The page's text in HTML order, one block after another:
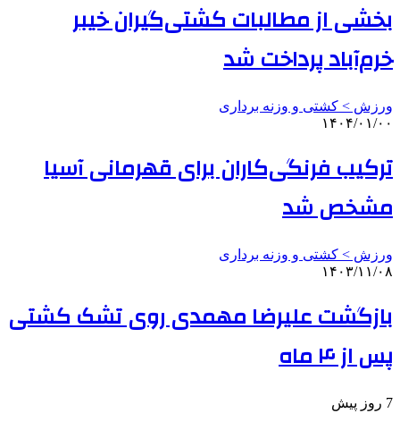
بخشی از مطالبات کشتی‌گیران خیبر
خرم‌آباد پرداخت شد
ورزش > کشتی و وزنه برداری
۱۴۰۴/۰۱/۰۰
ترکیب فرنگی‌کاران برای قهرمانی آسیا
مشخص شد
ورزش > کشتی و وزنه برداری
۱۴۰۳/۱۱/۰۸
بازگشت علیرضا مهمدی روی تشک کشتی
پس از ۴ ماه
7 روز پیش